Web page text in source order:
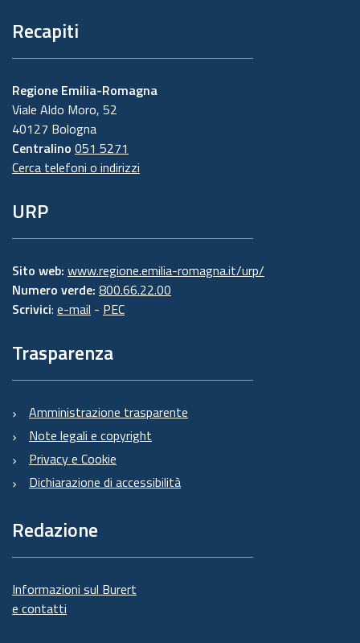
Recapiti
Regione Emilia-Romagna
Viale Aldo Moro, 52
40127 Bologna
Centralino 051 5271
Cerca telefoni o indirizzi
URP
Sito web: www.regione.emilia-romagna.it/urp/
Numero verde: 800.66.22.00
Scrivici: e-mail - PEC
Trasparenza
Amministrazione trasparente
Note legali e copyright
Privacy e Cookie
Dichiarazione di accessibilità
Redazione
Informazioni sul Burert
e contatti